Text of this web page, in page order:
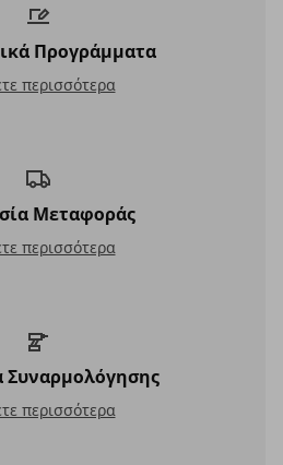
Προγράμματα
Προγράμματα
περισσότερα
Μεταφοράς
Μεταφοράς
περισσότερα
Συναρμολόγησης
Συναρμολόγησης
περισσότερα